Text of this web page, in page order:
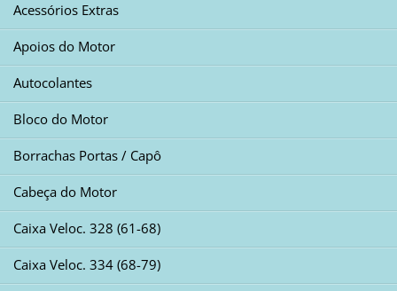
Acessórios Extras
Apoios do Motor
Autocolantes
Bloco do Motor
Borrachas Portas / Capô
Cabeça do Motor
Caixa Veloc. 328 (61-68)
Caixa Veloc. 334 (68-79)